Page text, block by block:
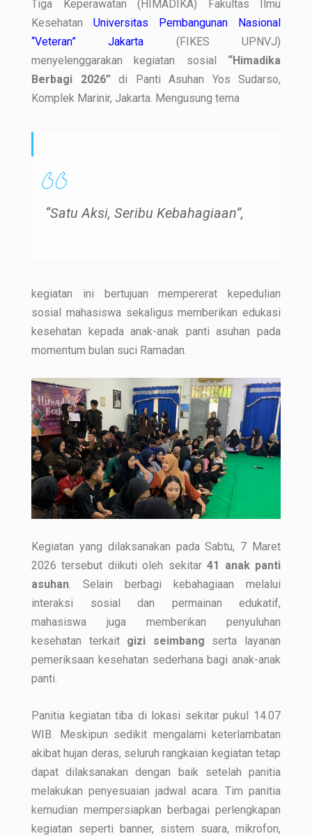
Tiga Keperawatan (HIMADIKA) Fakultas Ilmu
Kesehatan Universitas Pembangunan Nasional
“Veteran” Jakarta (FIKES UPNVJ)
menyelenggarakan kegiatan sosial “Himadika
Berbagi 2026”di Panti Asuhan Yos Sudarso,
Komplek Marinir, Jakarta. Mengusung tema
“Satu Aksi, Seribu Kebahagiaan”,
kegiatan ini bertujuan mempererat kepedulian
sosial mahasiswa sekaligus memberikan edukasi
kesehatan kepada anak-anak panti asuhan pada
momentum bulan suci Ramadan.
Kegiatan yang dilaksanakan pada Sabtu, 7 Maret
2026 tersebut diikuti oleh sekitar41 anak panti
asuhan . Selain berbagi kebahagiaan melalui
interaksi sosial dan permainan edukatif,
mahasiswa juga memberikan penyuluhan
kesehatan terkait gizi seimbang serta layanan
pemeriksaan kesehatan sederhana bagi anak-anak
panti.
Panitia kegiatan tiba di lokasi sekitar pukul 14.07
WIB. Meskipun sedikit mengalami keterlambatan
akibat hujan deras, seluruh rangkaian kegiatan tetap
dapat dilaksanakan dengan baik setelah panitia
melakukan penyesuaian jadwal acara. Tim panitia
kemudian mempersiapkan berbagai perlengkapan
kegiatan seperti banner, sistem suara, mikrofon,